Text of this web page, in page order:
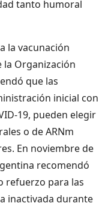
tanto humoral
la vacunación
la Organización
que las
inicial con
19, pueden elegir
o de ARNm
En noviembre de
recomendó
refuerzo para las
inactivada durante